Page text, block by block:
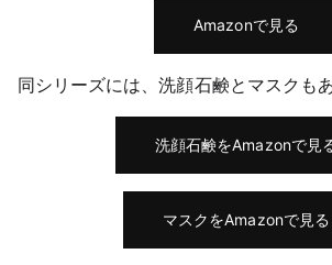
Amazonで見る
同シリーズには、洗顔石鹸とマスクも
洗顔石鹸をAmazonで見
マスクをAmazonで見る